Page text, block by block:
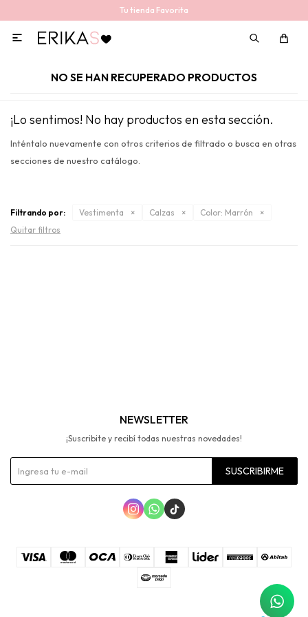
Tu tienda Favorita

NO SE HAN RECUPERADO PRODUCTOS
¡Lo sentimos! No hay productos en esta sección.
Inténtalo nuevamente con otros criterios de filtrado o busca en otras
secciones de nuestro catálogo.
Filtrando por: Vestimenta Calzas Color: Marrón
Quitar filtros
NEWSLETTER
¡Suscribite y recibí todas nuestras novedades!
SUSCRIBIRME
  